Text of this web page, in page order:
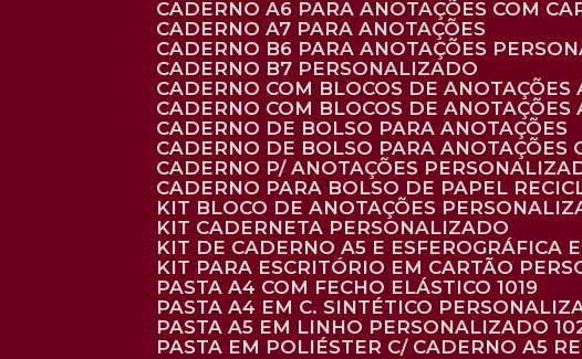
CADERNO A6 PARA ANOTAÇÕES COM
CADERNO A7 PARA ANOTAÇÕES
CADERNO B6 PARA ANOTAÇÕES
CADERNO B7 PERSONALIZADO
CADERNO COM BLOCOS DE ANOTAÇÕES
CADERNO COM BLOCOS DE ANOTAÇÕES
CADERNO DE BOLSO PARA ANOTAÇÕES
CADERNO DE BOLSO PARA ANOTAÇÕES
CADERNO P/ ANOTAÇÕES
CADERNO PARA BOLSO DE PAPEL
KIT BLOCO DE ANOTAÇÕES
KIT CADERNETA PERSONALIZADO
KIT DE CADERNO A5 E ESFEROGRÁFICA
KIT PARA ESCRITÓRIO EM CARTÃO
PASTA A4 COM FECHO ELÁSTICO 1019
PASTA A4 EM C. SINTÉTICO
PASTA A5 EM LINHO PERSONALIZADO
PASTA EM POLIÉSTER C/ CADERNO A5